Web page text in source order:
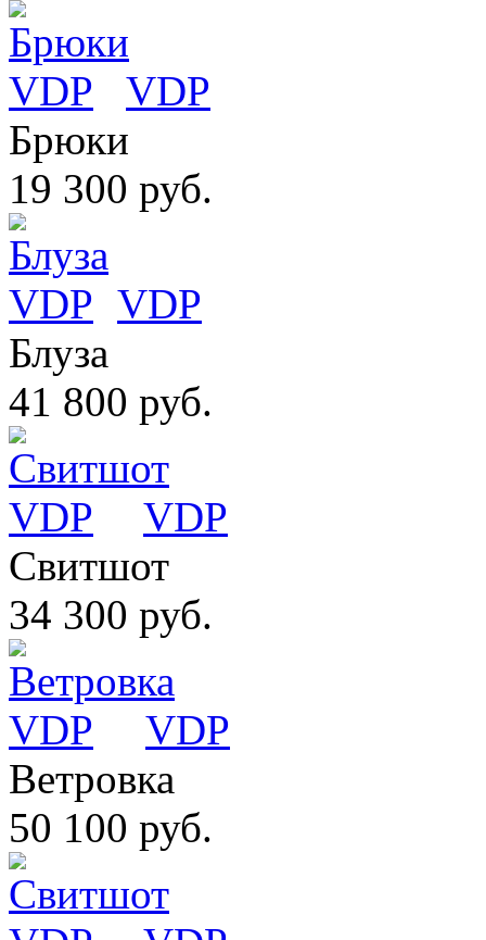
VDP
Брюки
19 300 руб.
VDP
Блуза
41 800 руб.
VDP
Свитшот
34 300 руб.
VDP
Ветровка
50 100 руб.